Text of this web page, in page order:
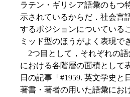
ラテン・ギリシア語彙のもつ
示されているからだ．社会言
するポジションについている
ミッド型のほうがよく表現で
2つ目として，それぞれの語
における各階層の面積として
日の記事「#1959. 英文学史と
著書・著者の用いた語彙にお